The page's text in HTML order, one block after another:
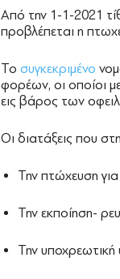
Aπό την 1-1-2021
προβλέπεται η
Το συγκεκριμένο
φορέων, οι οποίοι
εις βάρος των
Οι διατάξεις που
Την πτώχευση
Την εκποίηση-
Την